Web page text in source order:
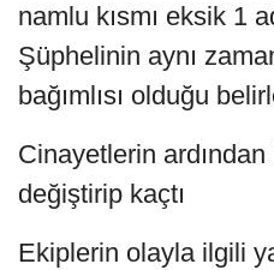
namlu kısmı eksik 1
Şüphelinin aynı
bağımlısı olduğu
Cinayetlerin ardından
değiştirip kaçtı
Ekiplerin olayla ilgili